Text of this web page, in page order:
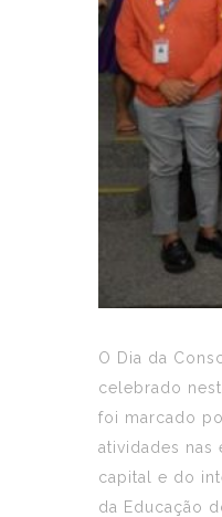
O Dia da
celebrado
foi marcado
atividades nas
capital e do
da Educação